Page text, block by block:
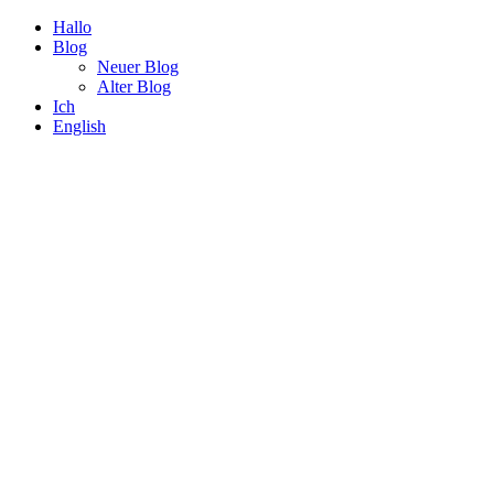
Hallo
Blog
Neuer Blog
Alter Blog
Ich
English